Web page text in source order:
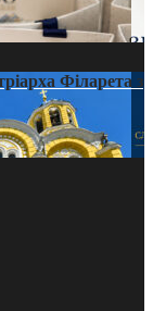
Філарета з